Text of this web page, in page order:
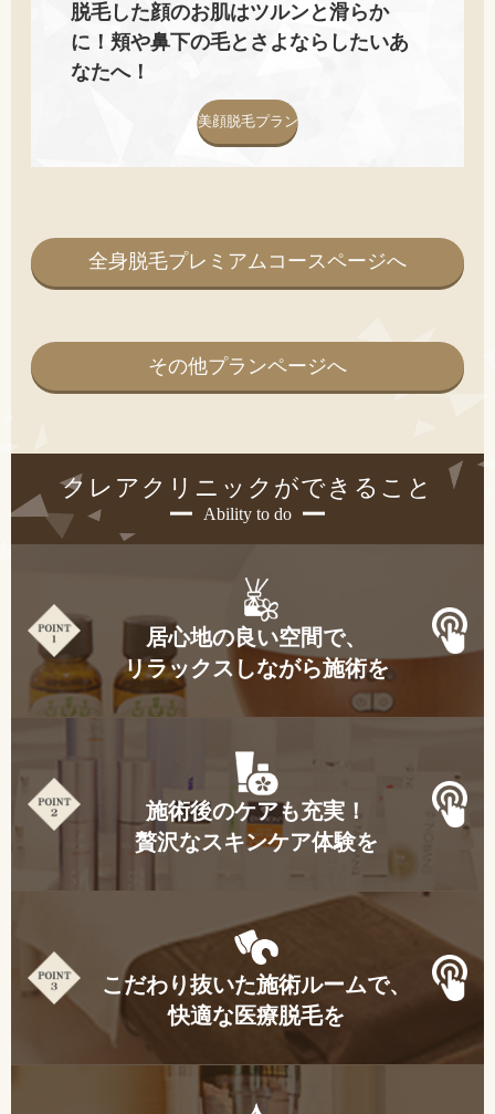
脱毛した顔のお肌はツルンと滑らか
に！頬や鼻下の毛とさよならしたいあ
なたへ！
美顔脱毛プラン
全身脱毛プレミアムコースページへ
その他プランページへ
クレアクリニックができること
Ability to do
居心地の良い空間で、
リラックスしながら施術を
施術後のケアも充実！
贅沢なスキンケア体験を
こだわり抜いた施術ルームで、
快適な医療脱毛を